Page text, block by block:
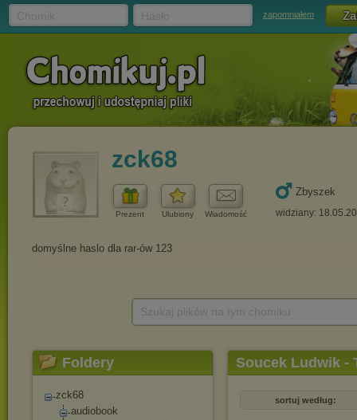
zapomniałem
zck68
Prezent Ulubiony Wiadomość
Zbyszek
widziany:
Foldery
zck68
audiobook
Soucek Ludwik -
sortuj według: